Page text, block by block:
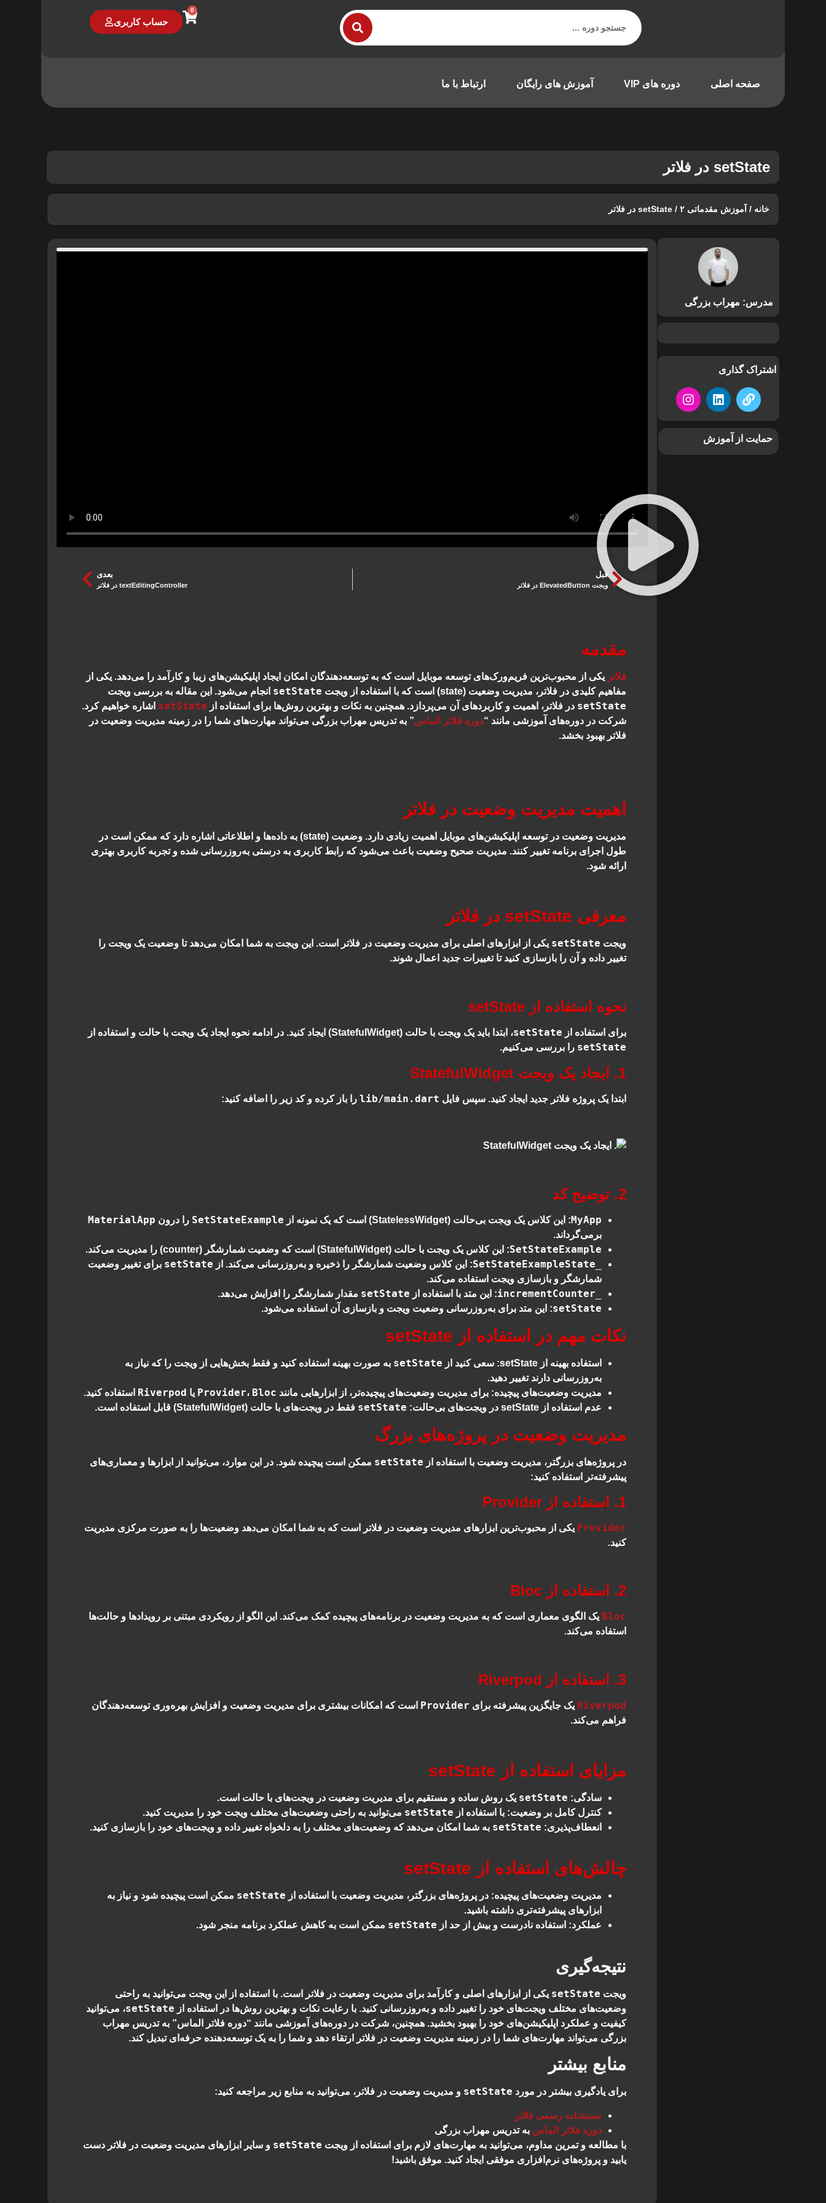
حساب کاربری
0
صفحه اصلی دوره های VIP آموزش های رایگان ارتباط با ما
setState در فلاتر
خانه / آموزش مقدماتی ۲ / setState در فلاتر
مدرس: مهراب بزرگی
اشتراک گذاری
حمایت از آموزش
قبل
ویجت ElevatedButton در فلاتر
بعدی
textEditingController در فلاتر
مقدمه
فلاتر یکی از محبوب‌ترین فریم‌ورک‌های توسعه موبایل است که به توسعه‌دهندگان امکان ایجاد اپلیکیشن‌های زیبا و کارآمد را می‌دهد. یکی از
مفاهیم کلیدی در فلاتر، مدیریت وضعیت (state) است که با استفاده از ویجت
setState انجام می‌شود. این مقاله به بررسی ویجت
setState در فلاتر، اهمیت و کاربردهای آن می‌پردازد. همچنین به نکات و بهترین روش‌ها برای استفاده از setState اشاره خواهیم کرد.
شرکت در دوره‌های آموزشی مانند “دوره فلاتر الماس” به تدریس مهراب بزرگی می‌تواند مهارت‌های شما را در زمینه مدیریت وضعیت در
فلاتر بهبود بخشد.
اهمیت مدیریت وضعیت در فلاتر
مدیریت وضعیت در توسعه اپلیکیشن‌های موبایل اهمیت زیادی دارد. وضعیت (state) به داده‌ها و اطلاعاتی اشاره دارد که ممکن است در
طول اجرای برنامه تغییر کنند. مدیریت صحیح وضعیت باعث می‌شود که رابط کاربری به درستی به‌روزرسانی شده و تجربه کاربری بهتری
ارائه شود.
معرفی setState در فلاتر
ویجت setState یکی از ابزارهای اصلی برای مدیریت وضعیت در فلاتر است. این ویجت به شما امکان می‌دهد تا وضعیت یک ویجت را
تغییر داده و آن را بازسازی کنید تا تغییرات جدید اعمال شوند.
نحوه استفاده از setState
برای استفاده از setState، ابتدا باید یک ویجت با حالت (StatefulWidget) ایجاد کنید. در ادامه نحوه ایجاد یک ویجت با حالت و استفاده از
setState را بررسی می‌کنیم.
1. ایجاد یک ویجت StatefulWidget
ابتدا یک پروژه فلاتر جدید ایجاد کنید. سپس فایل lib/main.dartرا باز کرده و کد زیر را اضافه کنید:
2. توضیح کد
MyApp: این کلاس یک ویجت بی‌حالت (StatelessWidget) است که یک نمونه از SetStateExample را درون MaterialApp
برمی‌گرداند.
SetStateExample: این کلاس یک ویجت با حالت (StatefulWidget) است که وضعیت شمارشگر (counter) را مدیریت می‌کند.
: این کلاس وضعیت شمارشگر را ذخیره و به‌روزرسانی می‌کند. از setState برای تغییر وضعیت
شمارشگر و بازسازی ویجت استفاده می‌کند.
: این متد با استفاده از setState مقدار شمارشگر را افزایش می‌دهد.
setState: این متد برای به‌روزرسانی وضعیت ویجت و بازسازی آن استفاده می‌شود.
نکات مهم در استفاده از setState
استفاده بهینه از setState : سعی کنید از setState به صورت بهینه استفاده کنید و فقط بخش‌هایی از ویجت را که نیاز به
به‌روزرسانی دارند تغییر دهید.
مدیریت وضعیت‌های پیچیده: برای مدیریت وضعیت‌های پیچیده‌تر، از ابزارهایی مانند Provider، Bloc یا Riverpod
استفاده کنید.
عدم استفاده از setState در ویجت‌های بی‌حالت
:
setState فقط در ویجت‌های با حالت (StatefulWidget) قابل استفاده است.
مدیریت وضعیت در پروژه‌های بزرگ
در پروژه‌های بزرگتر، مدیریت وضعیت با استفاده از setState ممکن است پیچیده شود. در این موارد، می‌توانید از ابزارها و معماری‌های
پیشرفته‌تر استفاده کنید:
1. استفاده از Provider
Provider یکی از محبوب‌ترین ابزارهای مدیریت وضعیت در فلاتر است که به شما امکان می‌دهد وضعیت‌ها را به صورت مرکزی مدیریت
کنید.
2. استفاده از Bloc
Bloc یک الگوی معماری است که به مدیریت وضعیت در برنامه‌های پیچیده کمک می‌کند. این الگو از رویکردی مبتنی بر رویدادها و حالت‌ها
استفاده می‌کند.
3. استفاده از Riverpod
Riverpod یک جایگزین پیشرفته برای Provider
است که امکانات بیشتری برای مدیریت وضعیت و افزایش بهره‌وری توسعه‌دهندگان
فراهم می‌کند.
مزایای استفاده از setState
سادگی:
setState یک روش ساده و مستقیم برای مدیریت وضعیت در ویجت‌های با حالت است.
کنترل کامل بر وضعیت: با استفاده از setState می‌توانید به راحتی وضعیت‌های مختلف ویجت خود را مدیریت کنید.
انعطاف‌پذیری:
setState به شما امکان می‌دهد که وضعیت‌های مختلف را به دلخواه تغییر داده و ویجت‌های خود را بازسازی کنید.
چالش‌های استفاده از setState
مدیریت وضعیت‌های پیچیده: در پروژه‌های بزرگتر، مدیریت وضعیت با استفاده از setState ممکن است پیچیده شود و نیاز به
ابزارهای پیشرفته‌تری داشته باشید.
عملکرد: استفاده نادرست و بیش از حد از setState ممکن است به کاهش عملکرد برنامه منجر شود.
نتیجه‌گیری
ویجت setState یکی از ابزارهای اصلی و کارآمد برای مدیریت وضعیت در فلاتر است. با استفاده از این ویجت می‌توانید به راحتی
وضعیت‌های مختلف ویجت‌های خود را تغییر داده و به‌روزرسانی کنید. با رعایت نکات و بهترین روش‌ها در استفاده از setState، می‌توانید
کیفیت و عملکرد اپلیکیشن‌های خود را بهبود بخشید. همچنین، شرکت در دوره‌های آموزشی مانند “دوره فلاتر الماس” به تدریس مهراب
بزرگی می‌تواند مهارت‌های شما را در زمینه مدیریت وضعیت در فلاتر ارتقاء دهد و شما را به یک توسعه‌دهنده حرفه‌ای تبدیل کند.
منابع بیشتر
برای یادگیری بیشتر در مورد setState و مدیریت وضعیت در فلاتر، می‌توانید به منابع زیر مراجعه کنید:
مستندات رسمی فلاتر
دوره فلاتر الماس به تدریس مهراب بزرگی
با مطالعه و تمرین مداوم، می‌توانید به مهارت‌های لازم برای استفاده از ویجت setState و سایر ابزارهای مدیریت وضعیت در فلاتر دست
یابید و پروژه‌های نرم‌افزاری موفقی ایجاد کنید. موفق باشید!